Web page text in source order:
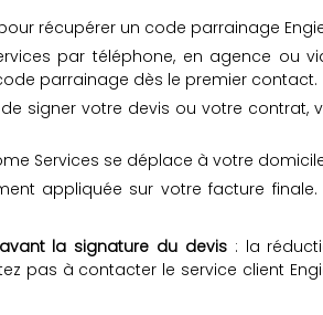
récupérer un code parrainage
par téléphone, en agence ou
parrainage dès le premier contact.
signer votre devis ou votre contrat,
Services se déplace à votre
appliquée sur votre facture
avant la signature du devis: la
pas à contacter le service client